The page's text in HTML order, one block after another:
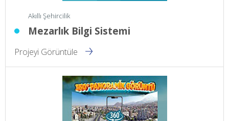
Akıllı Şehircilik
Mezarlık Bilgi Sistemi
Projeyi Görüntüle